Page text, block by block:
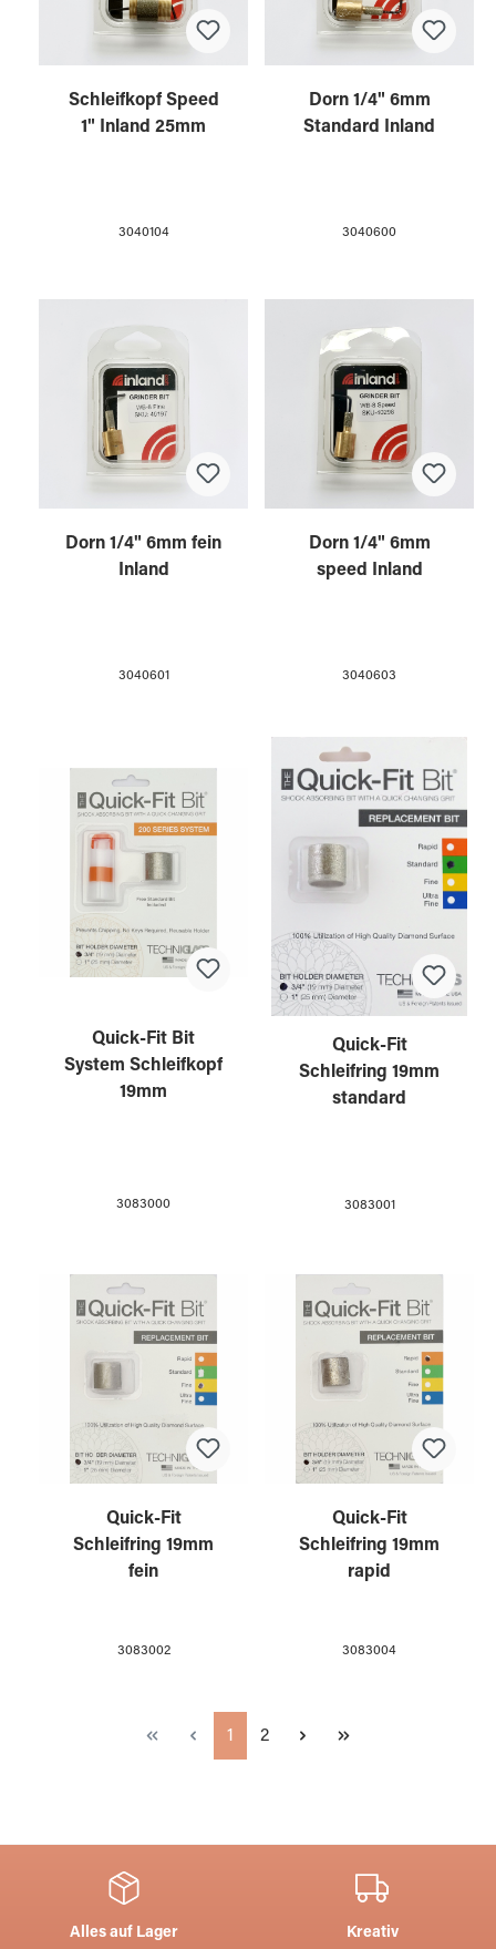
Schleifkopf Speed
1" Inland 25mm
3040104
Dorn 1/4" 6mm
Standard Inland
3040600
Dorn 1/4" 6mm fein
Inland
3040601
Dorn 1/4" 6mm
speed Inland
3040603
Quick-Fit Bit
System Schleifkopf
19mm
3083000
Quick-Fit
Schleifring 19mm
standard
3083001
Quick-Fit
Schleifring 19mm
fein
3083002
Quick-Fit
Schleifring 19mm
rapid
3083004
Seite
1 Seite
2
Alles auf Lager
Kreativ